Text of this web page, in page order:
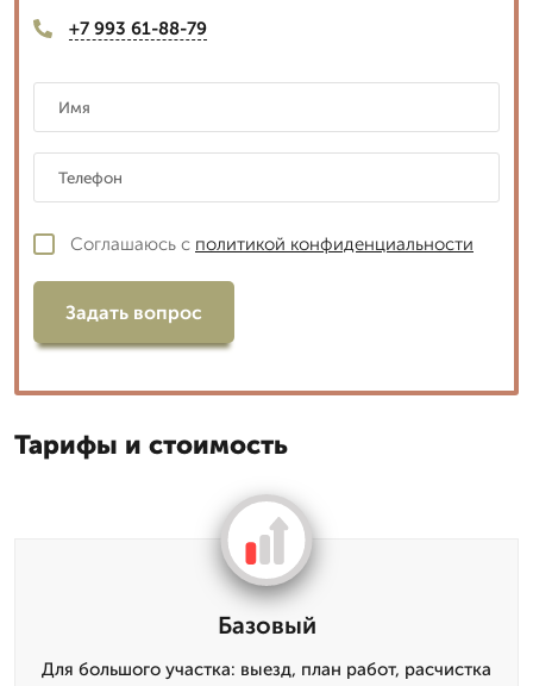
+7 993 61-88-79
Соглашаюсь с политикой конфиденциальности
Задать вопрос
Тарифы и стоимость
Базовый
Для большого участка: выезд, план работ, расчистка